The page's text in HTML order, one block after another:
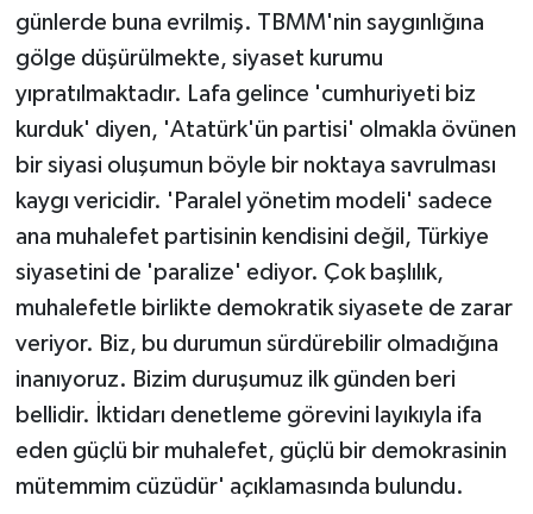
günlerde buna evrilmiş. TBMM'nin saygınlığına
gölge düşürülmekte, siyaset kurumu
yıpratılmaktadır. Lafa gelince 'cumhuriyeti biz
kurduk' diyen, 'Atatürk'ün partisi' olmakla övünen
bir siyasi oluşumun böyle bir noktaya savrulması
kaygı vericidir. 'Paralel yönetim modeli' sadece
ana muhalefet partisinin kendisini değil, Türkiye
siyasetini de 'paralize' ediyor. Çok başlılık,
muhalefetle birlikte demokratik siyasete de zarar
veriyor. Biz, bu durumun sürdürebilir olmadığına
inanıyoruz. Bizim duruşumuz ilk günden beri
bellidir. İktidarı denetleme görevini layıkıyla ifa
eden güçlü bir muhalefet, güçlü bir demokrasinin
mütemmim cüzüdür' açıklamasında bulundu.